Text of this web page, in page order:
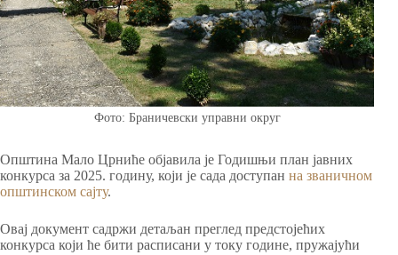
Фото: Браничевски управни округ
Општина Мало Црниће објавила је Годишњи план јавних
конкурса за 2025. годину, који је сада доступан на званичном
општинском сајту.
Овај документ садржи детаљан преглед предстојећих
конкурса који ће бити расписани у току године, пружајући